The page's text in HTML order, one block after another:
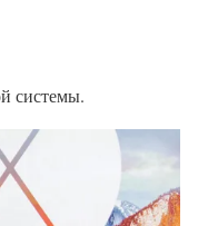
системы.